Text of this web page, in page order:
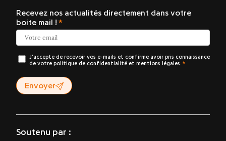
Recevez nos actualités directement dans votre
boite mail !
J’accepte de recevoir vos e-mails et confirme avoir pris connaissance
de votre politique de confidentialité et mentions légales.
Envoyer
Soutenu par :